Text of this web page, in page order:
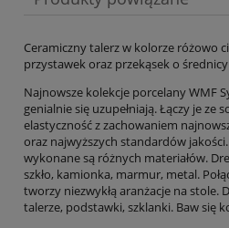
Ceramiczny talerz w kolorze różowo
przystawek oraz przekąsek o
Najnowsze kolekcje porcelany WMF
genialnie się uzupełniają. Łączy je ze
elastyczność z zachowaniem
oraz najwyższych standardów
wykonane są różnych materiałów.
szkło, kamionka, marmur, metal.
tworzy niezwykłą aranżacje na stole.
talerze, podstawki, szklanki. Baw się